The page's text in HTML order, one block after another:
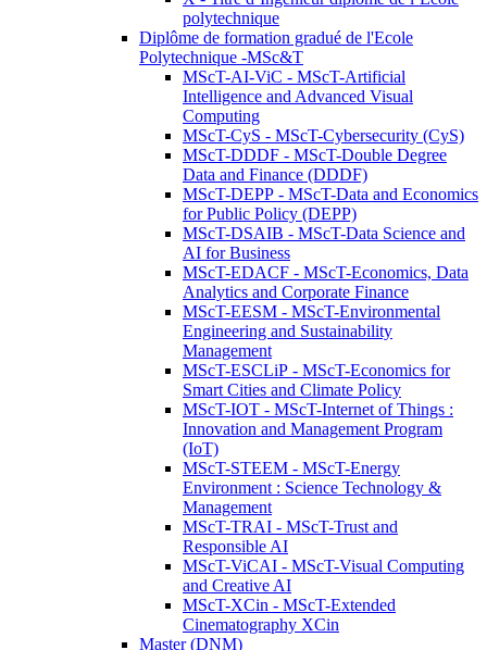
polytechnique
Diplôme de formation gradué de l'Ecole
Polytechnique -MSc&T
MScT-AI-ViC - MScT-Artificial
Intelligence and Advanced Visual
Computing
MScT-CyS - MScT-Cybersecurity (CyS)
MScT-DDDF - MScT-Double Degree
Data and Finance (DDDF)
MScT-DEPP - MScT-Data and Economics
for Public Policy (DEPP)
MScT-DSAIB - MScT-Data Science and
AI for Business
MScT-EDACF - MScT-Economics, Data
Analytics and Corporate Finance
MScT-EESM - MScT-Environmental
Engineering and Sustainability
Management
MScT-ESCLiP - MScT-Economics for
Smart Cities and Climate Policy
MScT-IOT - MScT-Internet of Things :
Innovation and Management Program
(IoT)
MScT-STEEM - MScT-Energy
Environment : Science Technology &
Management
MScT-TRAI - MScT-Trust and
Responsible AI
MScT-ViCAI - MScT-Visual Computing
and Creative AI
MScT-XCin - MScT-Extended
Cinematography XCin
Master (DNM)